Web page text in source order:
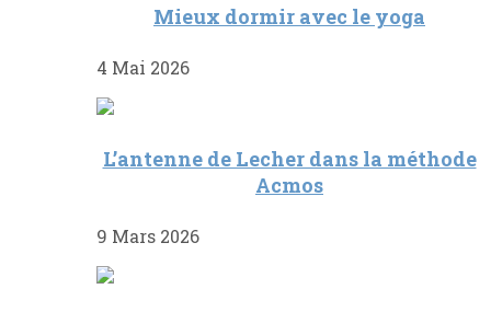
Mieux dormir avec le yoga
4 Mai 2026
L’antenne de Lecher dans la méthode
Acmos
9 Mars 2026